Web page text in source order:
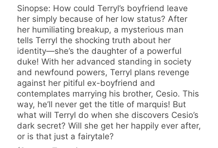
Sinopse: How could Terryl’s boyfriend leave
her simply because of her low status? After
her humiliating breakup, a mysterious man
tells Terryl the shocking truth about her
identity—she’s the daughter of a powerful
duke! With her advanced standing in society
and newfound powers, Terryl plans revenge
against her pitiful ex-boyfriend and
contemplates marrying his brother, Cesio. This
way, he’ll never get the title of marquis! But
what will Terryl do when she discovers Cesio’s
dark secret? Will she get her happily ever after,
or is that just a fairytale?